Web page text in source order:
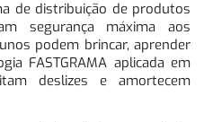
de distribuição de produtos
segurança máxima aos
podem brincar, aprender
FASTGRAMA aplicada em
deslizes e amortecem